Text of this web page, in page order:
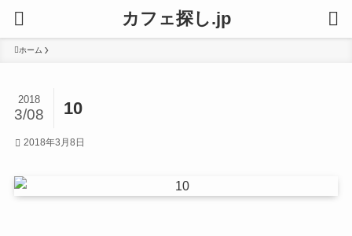
カフェ探し.jp
ホーム
10
2018
3/08
2018年3月8日